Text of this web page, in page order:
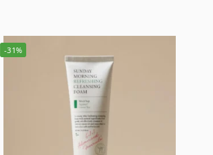
-31%